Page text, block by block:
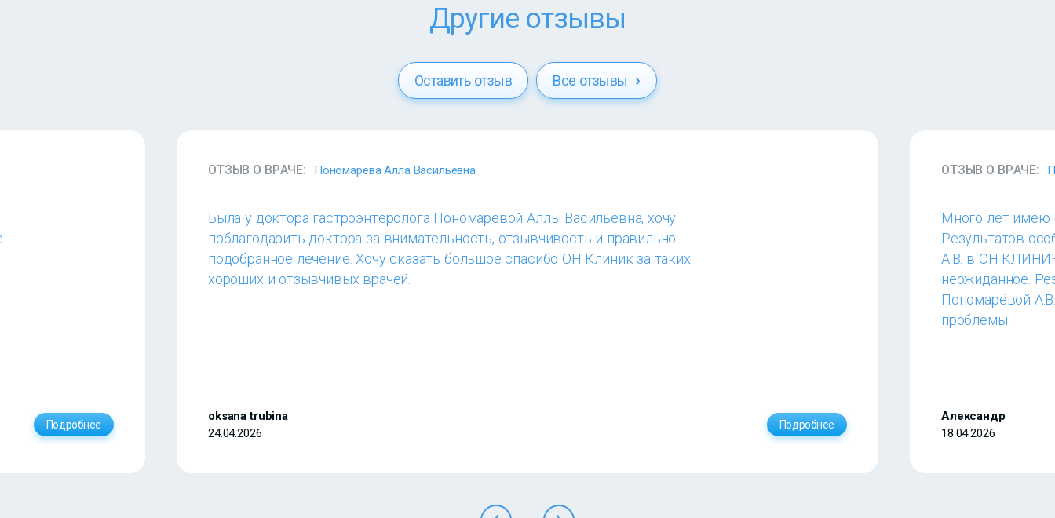
Другие отзывы
Оставить отзыв Все отзывы
Подробнее
ОТЗЫВ О ВРАЧЕ: Пономарева Алла Васильевна
Была у доктора гастроэнтеролога Пономаревой Аллы Васильевна, хочу
поблагодарить доктора за внимательность, отзывчивость и правильно
подобранное лечение. Хочу сказать большое спасибо ОН Клиник за таких
хороших и отзывчивых врачей.
oksana trubina
24.04.2026
Подробнее
ОТЗЫВ О ВРАЧЕ:
Много лет имею
Результатов
А.В. в ОН
неожиданное.
Пономарёвой
проблемы.
Александр
18.04.2026